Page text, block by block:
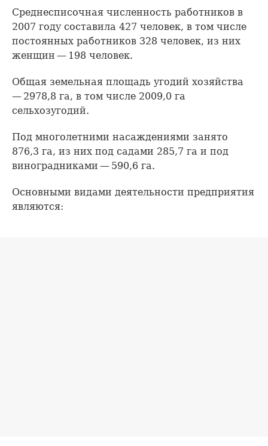
Среднесписочная численность работников в
2007 году составила 427 человек, в том числе
постоянных работников 328 человек, из них
женщин — 198 человек.
Общая земельная площадь угодий хозяйства
— 2978,8 га, в том числе 2009,0 га
сельхозугодий.
Под многолетними насаждениями занято
876,3 га, из них под садами 285,7 га и под
виноградниками — 590,6 га.
Основными видами деятельности предприятия
являются: